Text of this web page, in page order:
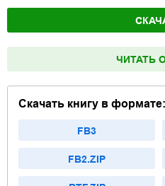
ЧИТАТЬ
Скачать книгу в формате:
FB3
FB2.ZIP